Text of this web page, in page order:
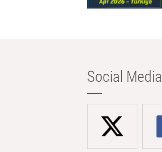
Social Media